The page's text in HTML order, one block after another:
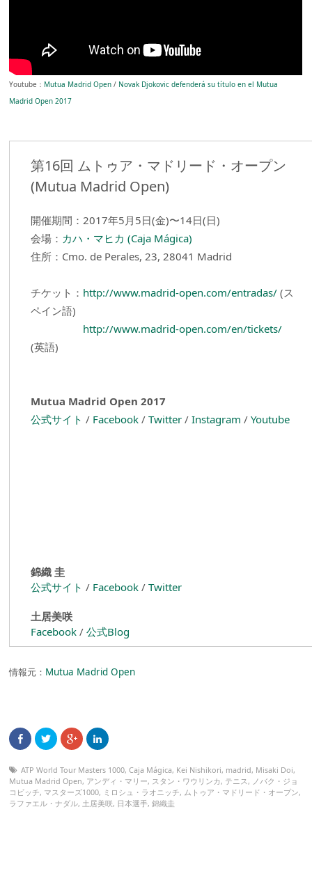
Youtube： Mutua Madrid Open / Novak Djokovic defenderá su título en el Mutua
Madrid Open 2017
第16回 ムトゥア・マドリード・オープン
(Mutua Madrid Open)
開催期間：2017年5月5日(金)〜14日(日)
会場： カハ・マヒカ (Caja Mágica)
住所：Cmo. de Perales, 23, 28041 Madrid
チケット： http://www.madrid-open.com/entradas/ (ス
ペイン語)
http://www.madrid-open.com/en/tickets/
(英語)
Mutua Madrid Open 2017
公式サイト / Facebook /Twitter /Instagram /Youtube
錦織 圭
公式サイト / Facebook /Twitter
土居美咲
Facebook /公式Blog
情報元： Mutua Madrid Open
ATP World Tour Masters 1000,Caja Mágica, Kei Nishikori, madrid, Misaki Doi,
Mutua Madrid Open, アンディ・マリー, スタン・ワウリンカ , テニス , ノバク・ジョ
コビッチ, マスターズ1000, ミロシュ・ラオニッチ, ムトゥア・マドリード・オープン,
ラファエル・ナダル, 土居美咲, 日本選手,錦織圭